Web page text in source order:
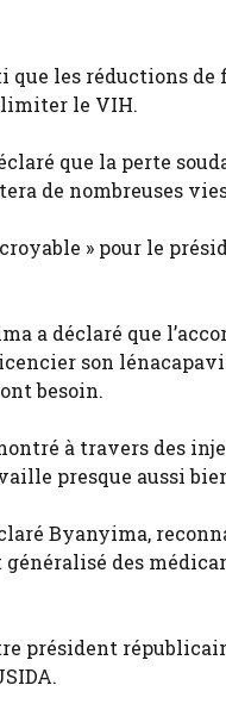
que les réductions
limiter le VIH.
que la perte
de nombreuses
» pour le
a déclaré que
son
besoin.
à travers des
presque aussi
Byanyima,
des
président